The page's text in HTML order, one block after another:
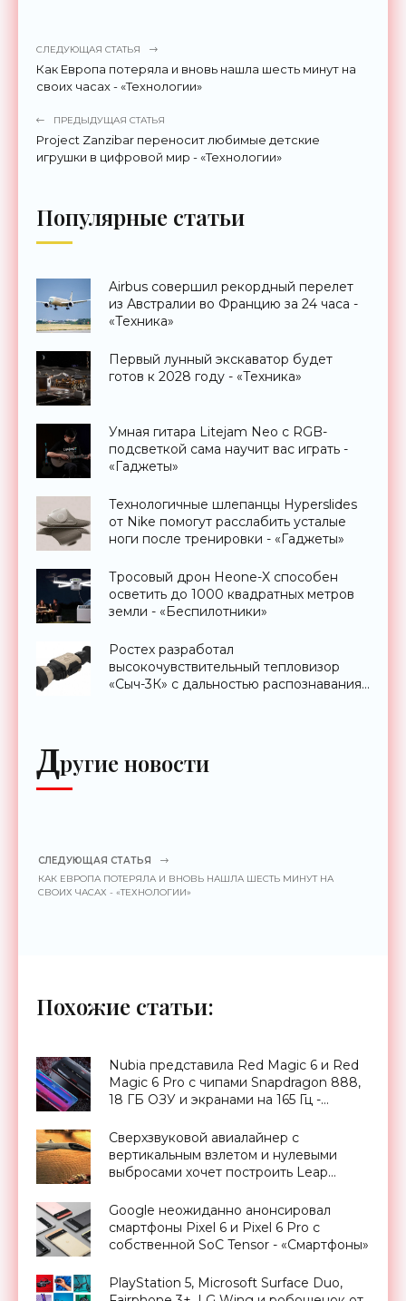
СЛЕДУЮЩАЯ СТАТЬЯ
Как Европа потеряла и вновь нашла шесть минут на
своих часах - «Технологии»
ПРЕДЫДУЩАЯ СТАТЬЯ
Project Zanzibar переносит любимые детские
игрушки в цифровой мир - «Технологии»
Популярные статьи
Airbus совершил рекордный перелет
из Австралии во Францию за 24 часа -
«Техника»
Первый лунный экскаватор будет
готов к 2028 году - «Техника»
Умная гитара Litejam Neo с RGB-
подсветкой сама научит вас играть -
«Гаджеты»
Технологичные шлепанцы Hyperslides
от Nike помогут расслабить усталые
ноги после тренировки - «Гаджеты»
Тросовый дрон Heone-X способен
осветить до 1000 квадратных метров
земли - «Беспилотники»
Ростех разработал
высокочувствительный тепловизор
«Сыч-3К» с дальностью распознавания
Другие новости
СЛЕДУЮЩАЯ СТАТЬЯ
КАК ЕВРОПА ПОТЕРЯЛА И ВНОВЬ НАШЛА ШЕСТЬ МИНУТ НА
СВОИХ ЧАСАХ - «ТЕХНОЛОГИИ»
Похожие статьи:
Nubia представила Red Magic 6 и Red
Magic 6 Pro с чипами Snapdragon 888,
18 ГБ ОЗУ и экранами на 165 Гц -
Сверхзвуковой авиалайнер с
вертикальным взлетом и нулевыми
выбросами хочет построить Leap
Google неожиданно анонсировал
смартфоны Pixel 6 и Pixel 6 Pro с
собственной SoC Tensor - «Смартфоны»
PlayStation 5, Microsoft Surface Duo,